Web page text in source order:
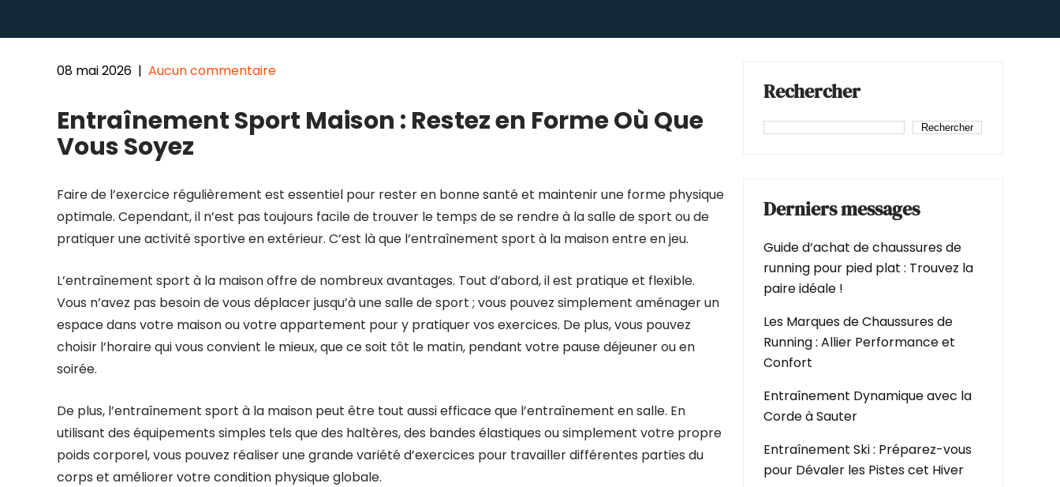
08 mai 2026 | Aucun commentaire
Entraînement Sport Maison : Restez en Forme Où Que
Vous Soyez
Faire de l’exercice régulièrement est essentiel pour rester en bonne santé et maintenir une forme physique
optimale. Cependant, il n’est pas toujours facile de trouver le temps de se rendre à la salle de sport ou de
pratiquer une activité sportive en extérieur. C’est là que l’entraînement sport à la maison entre en jeu.
L’entraînement sport à la maison offre de nombreux avantages. Tout d’abord, il est pratique et flexible.
Vous n’avez pas besoin de vous déplacer jusqu’à une salle de sport ; vous pouvez simplement aménager un
espace dans votre maison ou votre appartement pour y pratiquer vos exercices. De plus, vous pouvez
choisir l’horaire qui vous convient le mieux, que ce soit tôt le matin, pendant votre pause déjeuner ou en
soirée.
De plus, l’entraînement sport à la maison peut être tout aussi efficace que l’entraînement en salle. En
utilisant des équipements simples tels que des haltères, des bandes élastiques ou simplement votre propre
poids corporel, vous pouvez réaliser une grande variété d’exercices pour travailler différentes parties du
corps et améliorer votre condition physique globale.
Rechercher
Rechercher
Derniers messages
Guide d’achat de chaussures de
running pour pied plat : Trouvez la
paire idéale !
Les Marques de Chaussures de
Running : Allier Performance et
Confort
Entraînement Dynamique avec la
Corde à Sauter
Entraînement Ski : Préparez-vous
pour Dévaler les Pistes cet Hiver